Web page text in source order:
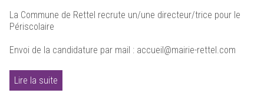
La Commune de Rettel recrute un/une directeur/trice pour le
Périscolaire
Envoi de la candidature par mail : accueil@mairie-rettel.com
Lire la suite